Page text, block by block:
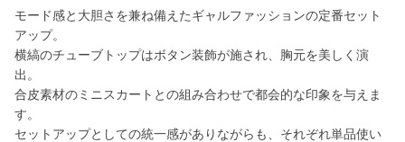
モード感と大胆さを兼ね備えたギャルファッションの定番セット
アップ。
横縞のチューブトップはボタン装飾が施され、胸元を美しく演
出。
合皮素材のミニスカートとの組み合わせで都会的な印象を与えま
す。
セットアップとしての統一感がありながらも、それぞれ単品使い